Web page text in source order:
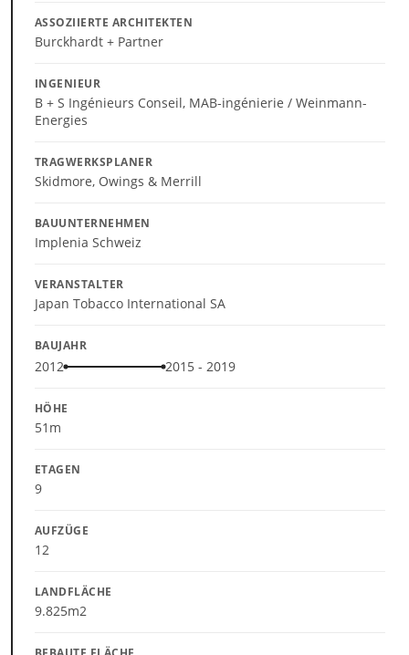
ASSOZIIERTE ARCHITEKTEN
Burckhardt + Partner
INGENIEUR
B + S Ingénieurs Conseil, MAB-ingénierie / Weinmann-
Energies
TRAGWERKSPLANER
Skidmore, Owings & Merrill
BAUUNTERNEHMEN
Implenia Schweiz
VERANSTALTER
Japan Tobacco International SA
BAUJAHR
2012 2015 - 2019
HÖHE
51m
ETAGEN
9
AUFZÜGE
12
LANDFLÄCHE
9.825m2